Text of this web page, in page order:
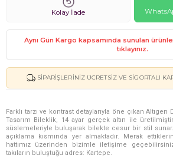
Kolay İade
Aynı Gün Kargo kapsamında sunulan
tıklayınız.
SIPARIŞLERINIZ ÜCRETSIZ VE SIGORTALI
Farklı tarzı ve kontrast detaylarıyla öne çıkan Altıgen
Tasarım Bileklik, 14 ayar gerçek altın ile
süslemeleriyle buluşarak bilekte cesur bir stil
açıklama kısmında yer almaktadır. Merak
hattımız üzerinden bizimle iletişime
takıların buluştuğu adres: Kartepe.